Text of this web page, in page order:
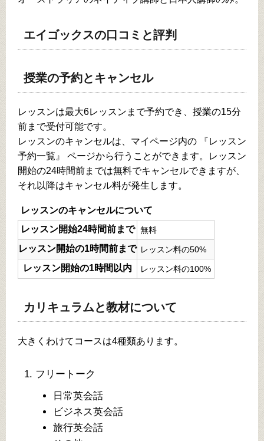
エイゴックスの口コミと評判
授業の予約とキャンセル
レッスンは最大6レッスンまで予約でき、授業の15分
前まで受付可能です。
レッスンのキャンセルは、マイページ内の 『レッスン
予約一覧』 ページから行うことができます。レッスン
開始の24時間前までは無料でキャンセルできますが、
それ以降はキャンセル料が発生します。
レッスンのキャンセルについて
レッスン開始24時間前まで 無料
レッスン開始の1時間前まで レッスン料の50%
レッスン開始の1時間以内 レッスン料の100%
カリキュラムと教材について
大きくわけてコースは4種類あります。
フリートーク
日常英会話
ビジネス英会話
旅行英会話